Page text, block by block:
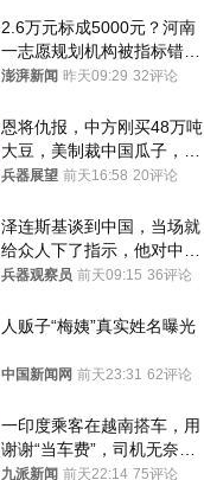
2.6万元标成5000元？河南
一志愿规划机构被指标错学
费致考生复读
澎湃新闻 昨天09:29 32评论
恩将仇报，中方刚买48万吨
大豆，美制裁中国瓜子，布
林肯措辞变了
兵器展望 前天16:58 20评论
泽连斯基谈到中国，当场就
给众人下了指示，他对中国
和中乌关系，显然又有了新
兵器观察员 前天09:15 36评论
人贩子“梅姨”真实姓名曝光
中国新闻网 前天23:31 62评论
一印度乘客在越南搭车，用
谢谢“当车费”，司机无奈发
笑；印度网友：不代表印度
九派新闻 前天22:14 75评论